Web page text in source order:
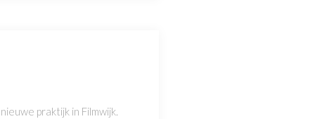
praktijk in Filmwijk.